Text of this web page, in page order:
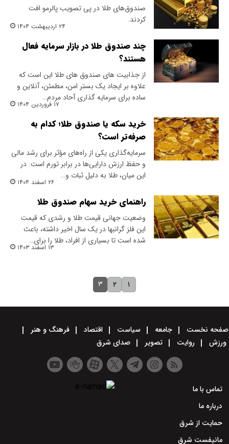
صندوق‌های طلا در پی تصویب پالرمو افت
کردند.
۲۴ اردیبهشت ۱۴۰۴
چند صندوق طلا در بازار سرمایه فعال
هستند؟
از جذابیت های صندوق های طلا این است که
علاوه بر ایجاد یک بستر امن، مطمئن، آنلاین و
ساده برای سرمایه گذاری آحاد مردم…
۱۷ فروردین ۱۴۰۴
خرید سکه یا صندوق طلا؛ کدام به
صرفه‌تر است؟
سرمایه‌گذاری یکی از راه‌های مؤثر برای رشد مالی
و حفظ ارزش دارایی‌ها در برابر تورم است. در
این میان، طلا به دلیل ثبات و…
۲۶ اسفند ۱۴۰۴
راهنمای خرید سهام صندوق طلا
وضعیت جهانی قیمت طلا و رشدی که قیمت
این فلز گرانبها در یک سال اخیر داشته، باعث
شده است تا بسیاری از افراد، طلا را برای…
۱۳ اسفند ۱۴۰۳
۱ ۲ ۳
صفحه نخست جامعه سیاست اقتصاد
فرهنگ و هنر
ورزش
روایت تصویر صدای شرق
تماس با ما
درباره ما
حمایت از شرق
مانیفست شرق